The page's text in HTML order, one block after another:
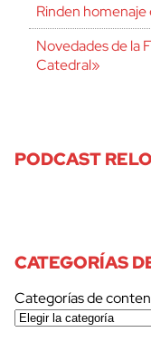
Rinden
Novedades de la
Catedral»
PODCAST
CATEGORÍAS
Categorías de